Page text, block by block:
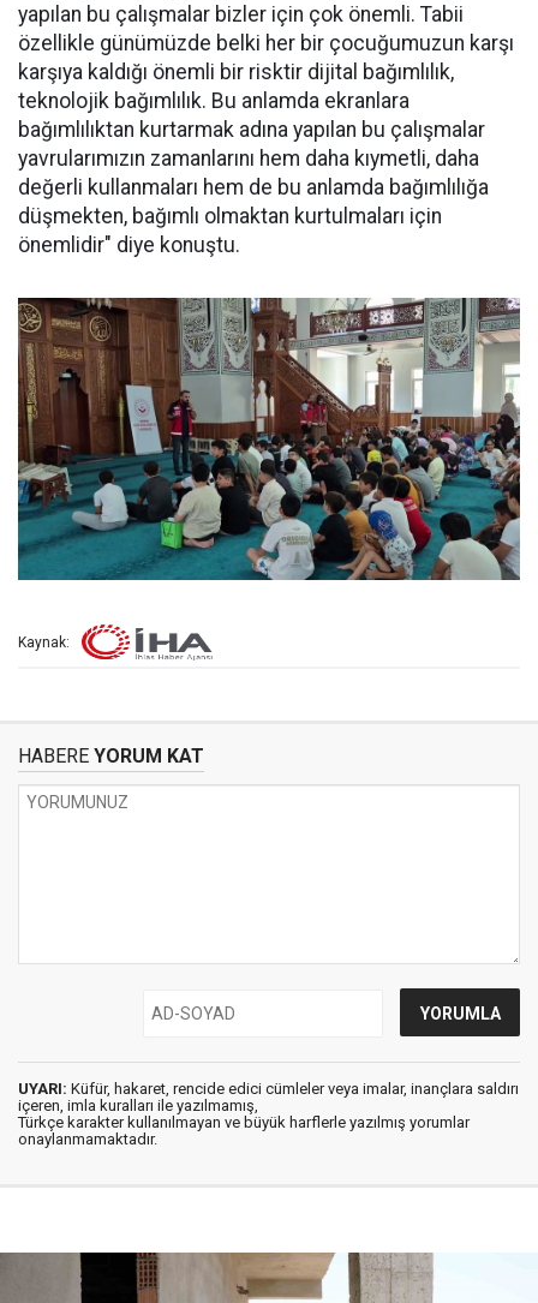
yapılan bu çalışmalar bizler için çok önemli. Tabii
özellikle günümüzde belki her bir çocuğumuzun karşı
karşıya kaldığı önemli bir risktir dijital bağımlılık,
teknolojik bağımlılık. Bu anlamda ekranlara
bağımlılıktan kurtarmak adına yapılan bu çalışmalar
yavrularımızın zamanlarını hem daha kıymetli, daha
değerli kullanmaları hem de bu anlamda bağımlılığa
düşmekten, bağımlı olmaktan kurtulmaları için
önemlidir" diye konuştu.
Kaynak:
HABERE YORUM KAT
UYARI: Küfür, hakaret, rencide edici cümleler veya imalar, inançlara saldırı
içeren, imla kuralları ile yazılmamış,
Türkçe karakter kullanılmayan ve büyük harflerle yazılmış yorumlar
onaylanmamaktadır.